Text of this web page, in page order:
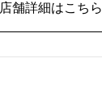
店舗詳細はこちら